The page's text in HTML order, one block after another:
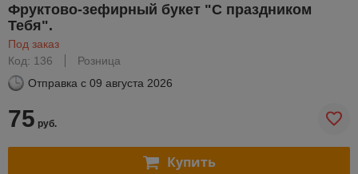
Фруктово-зефирный букет "С праздником
Тебя".
Под заказ
Код: 136
Розница
Отправка с 09 августа 2026
75 руб.
Купить